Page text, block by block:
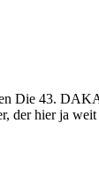
Die 43.
der hier ja weit